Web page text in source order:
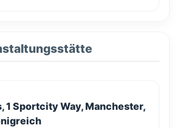
1 Sportcity Way, Manchester,